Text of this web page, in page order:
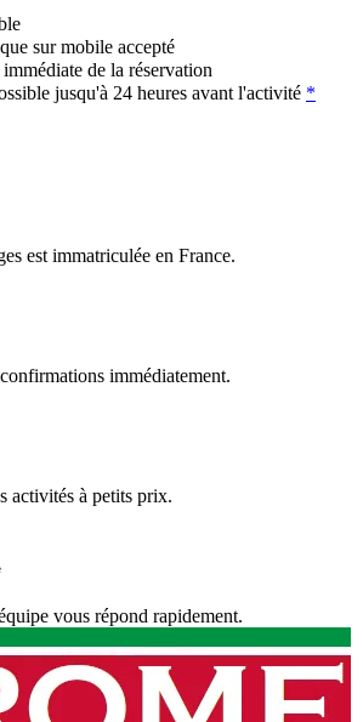
sur mobile accepté
de la réservation
jusqu'à 24 heures avant l'activité *
est immatriculée en France.
immédiatement.
activités à petits prix.
vous répond rapidement.